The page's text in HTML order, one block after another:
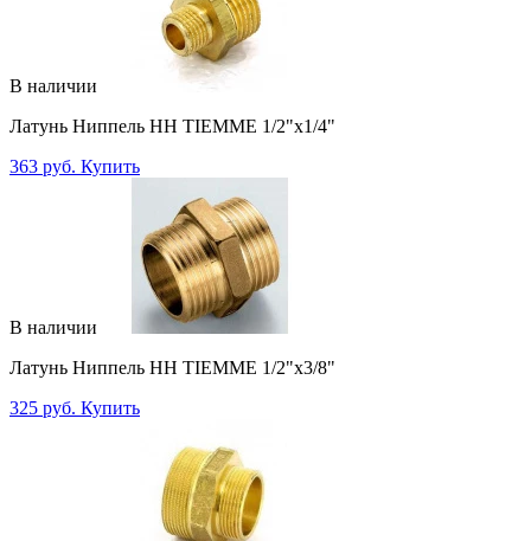
В наличии
Латунь Ниппель НН TIEMME 1/2"x1/4"
363 руб. Купить
В наличии
Латунь Ниппель НН TIEMME 1/2"x3/8"
325 руб. Купить